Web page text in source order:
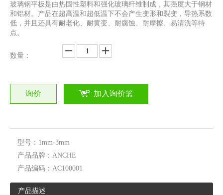
玻璃钢平板是由热固性塑料和强化玻璃纤维制成，其强度大于钢材
和铝材。产品在超高温和超低温下不会产生变形和裂变，导热系数
低，并且还具有耐老化、耐黄变、耐腐蚀、耐摩擦、易清洗等特
点。
数量：
询价 加入询价篮
型号： 1mm-3mm
产品品牌： ANCHE
产品编码： AC100001
产品描述